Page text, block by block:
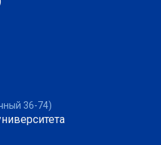
36-74)